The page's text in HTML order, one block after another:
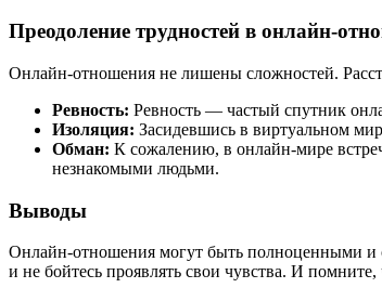
Преодоление трудностей в онлайн-
Онлайн-отношения не лишены сложностей.
Ревность: Ревность — частый спутник
Изоляция: Засидевшись в виртуальном
Обман: К сожалению, в онлайн-мире
незнакомыми людьми.
Выводы
Онлайн-отношения могут быть полноценными и
и не бойтесь проявлять свои чувства. И